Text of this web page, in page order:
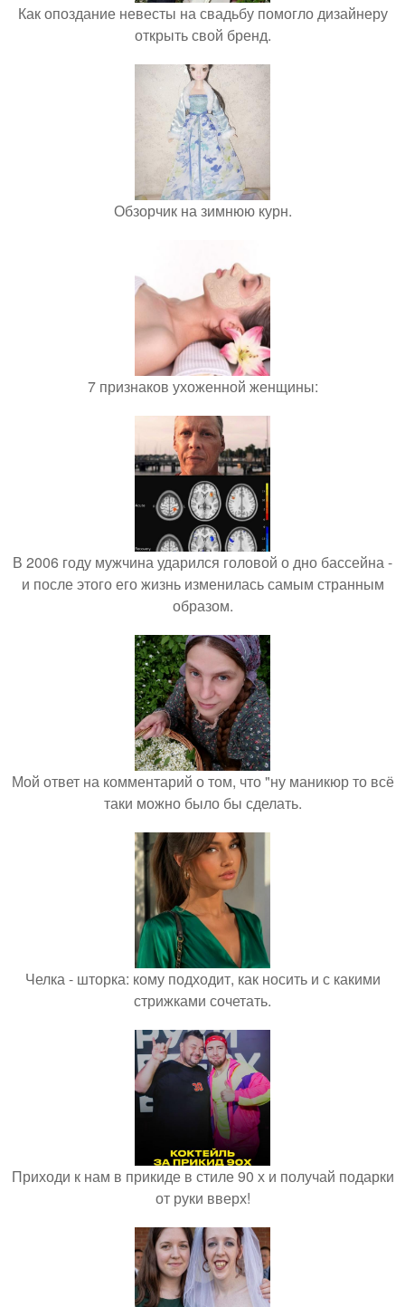
Как опоздание невесты на свадьбу помогло дизайнеру
открыть свой бренд.
Обзорчик на зимнюю курн.
7 признаков ухоженной женщины:
В 2006 году мужчина ударился головой о дно бассейна -
и после этого его жизнь изменилась самым странным
образом.
Мой ответ на комментарий о том, что "ну маникюр то всё
таки можно было бы сделать.
Челка - шторка: кому подходит, как носить и с какими
стрижками сочетать.
Приходи к нам в прикиде в стиле 90 х и получай подарки
от руки вверх!